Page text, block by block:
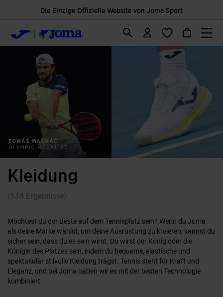
Die Einzige Offizielle Website von Joma Sport
Kleidung
(534 Ergebnisse)
Möchtest du der Beste auf dem Tennisplatz sein? Wenn du Joma
als deine Marke wählst, um deine Ausrüstung zu kreieren, kannst du
sicher sein, dass du es sein wirst. Du wirst der König oder die
Königin des Platzes sein, indem du bequeme, elastische und
spektakulär stilvolle Kleidung trägst. Tennis steht für Kraft und
Eleganz, und bei Joma haben wir es mit der besten Technologie
kombiniert.